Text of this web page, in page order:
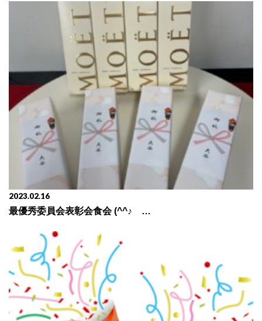
2023.02.16
最優秀委員会表彰会食会 (^^♪ 〖前編〗